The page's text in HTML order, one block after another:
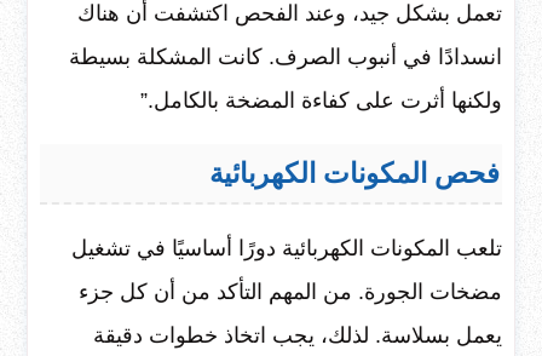
تعمل بشكل جيد، وعند الفحص اكتشفت أن هناك
انسدادًا في أنبوب الصرف. كانت المشكلة بسيطة
ولكنها أثرت على كفاءة المضخة بالكامل.”
فحص المكونات الكهربائية
تلعب المكونات الكهربائية دورًا أساسيًا في تشغيل
مضخات الجورة. من المهم التأكد من أن كل جزء
يعمل بسلاسة. لذلك، يجب اتخاذ خطوات دقيقة